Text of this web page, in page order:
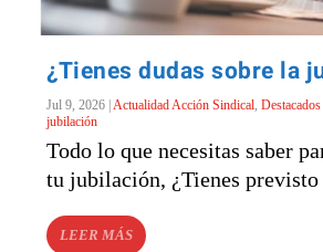
¿Tienes dudas sobre la
Jul 9, 2026 | Actualidad Acción Sindical ,Destacados
jubilación
Todo lo que necesitas saber
tu jubilación, ¿Tienes
LEER MÁS